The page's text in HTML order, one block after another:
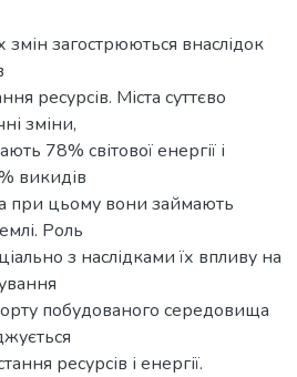
загострюються внаслідок
ресурсів. Міста суттєво
зміни,
78% світової енергії і
викидів
при цьому вони займають
Роль
з наслідками їх впливу на
побудованого середовища
ресурсів і енергії.